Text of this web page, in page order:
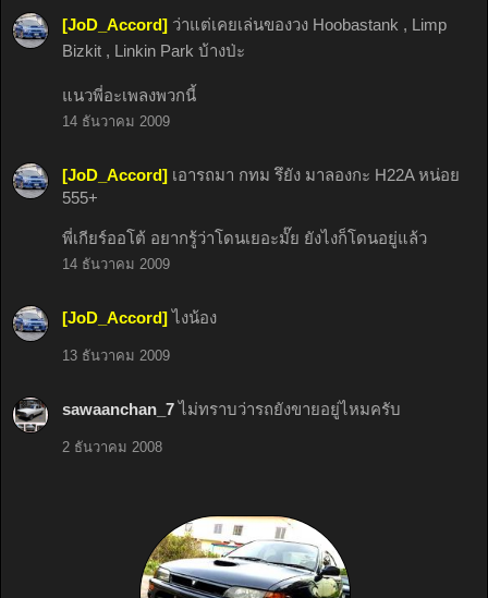
[JoD_Accord] ว่าแต่เคยเล่นของวง Hoobastank , Limp
Bizkit , Linkin Park บ้างป่ะ
แนวพี่อะเพลงพวกนี้
14 ธันวาคม 2009
[JoD_Accord] เอารถมา กทม รึยัง มาลองกะ H22A หน่อย
555+
พี่เกียร์ออโต้ อยากรู้ว่าโดนเยอะมั๊ย ยังไงก็โดนอยู่แล้ว
14 ธันวาคม 2009
[JoD_Accord] ไงน้อง
13 ธันวาคม 2009
sawaanchan_7 ไม่ทราบว่ารถยังขายอยู่ไหมครับ
2 ธันวาคม 2008